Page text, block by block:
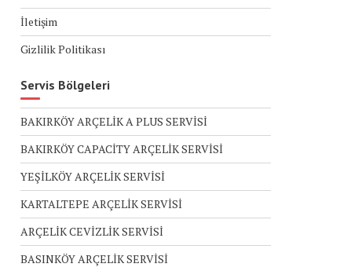
İletişim
Gizlilik Politikası
Servis Bölgeleri
BAKIRKÖY ARÇELİK A PLUS SERVİSİ
BAKIRKÖY CAPACİTY ARÇELİK SERVİSİ
YEŞİLKÖY ARÇELİK SERVİSİ
KARTALTEPE ARÇELİK SERVİSİ
ARÇELİK CEVİZLİK SERVİSİ
BASINKÖY ARÇELİK SERVİSİ